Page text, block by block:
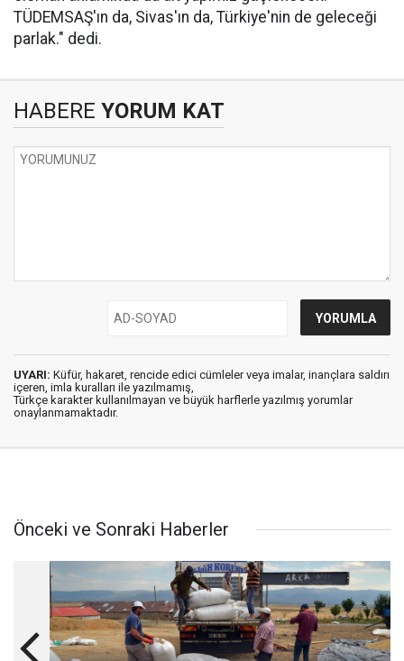
TÜDEMSAŞ'ın da, Sivas'ın da, Türkiye'nin de geleceği
parlak." dedi.
HABERE YORUM KAT
UYARI: Küfür, hakaret, rencide edici cümleler veya imalar, inançlara saldırı
içeren, imla kuralları ile yazılmamış,
Türkçe karakter kullanılmayan ve büyük harflerle yazılmış yorumlar
onaylanmamaktadır.
Önceki ve Sonraki Haberler